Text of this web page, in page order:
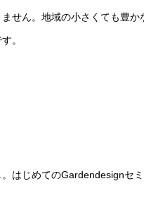
せん。地域の小さくても豊
。
。はじめてのGardendesignセミ